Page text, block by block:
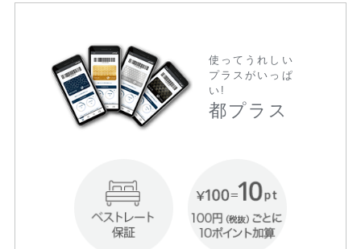
使ってうれしい
プラスがいっぱ
い!
都プラス